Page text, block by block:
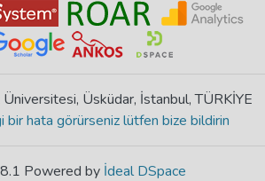
Üsküdar, İstanbul, TÜRKİYE
bir hata görürseniz lütfen bize bildirin
Powered by İdeal DSpace